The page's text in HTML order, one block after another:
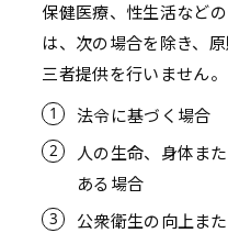
保健医療、性生活など
は、次の場合を除き、
三者提供を行いません。
法令に基づく場合
人の生命、身体ま
ある場合
公衆衛生の向上ま